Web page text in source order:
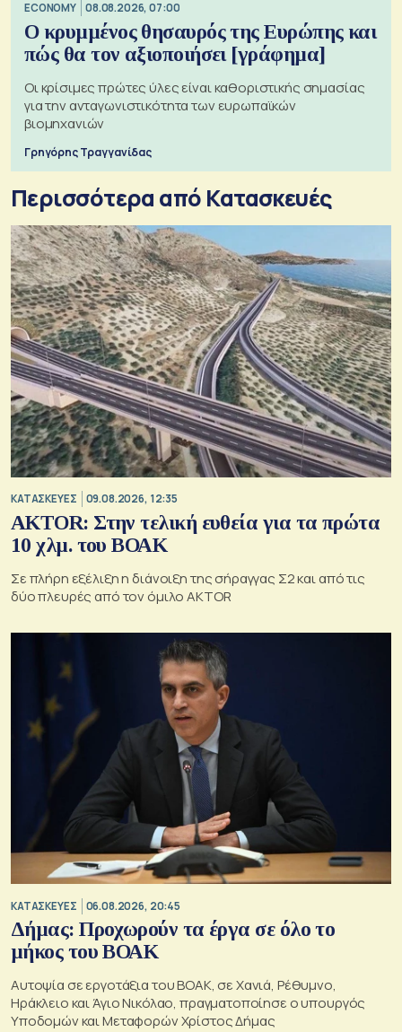
ECONOMY 08.08.2026, 07:00
Ο κρυμμένος θησαυρός της Ευρώπης και
πώς θα τον αξιοποιήσει [γράφημα]
Οι κρίσιμες πρώτες ύλες είναι καθοριστικής σημασίας
για την ανταγωνιστικότητα των ευρωπαϊκών
βιομηχανιών
Γρηγόρης Τραγγανίδας
Περισσότερα από Κατασκευές
ΚΑΤΑΣΚΕΥΕΣ 09.08.2026, 12:35
AKTOR: Στην τελική ευθεία για τα πρώτα
10 χλμ. του ΒΟΑΚ
Σε πλήρη εξέλιξη η διάνοιξη της σήραγγας Σ2 και από τις
δύο πλευρές από τον όμιλο AKTOR
ΚΑΤΑΣΚΕΥΕΣ 06.08.2026, 20:45
Δήμας: Προχωρούν τα έργα σε όλο το
μήκος του ΒΟΑΚ
Αυτοψία σε εργοτάξια του ΒΟΑΚ, σε Χανιά, Ρέθυμνο,
Ηράκλειο και Άγιο Νικόλαο, πραγματοποίησε ο υπουργός
Υποδομών και Μεταφορών Χρίστος Δήμας